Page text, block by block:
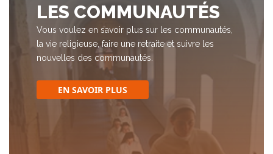
LES COMMUNAUTÉS
Vous voulez en savoir plus sur les communautés,
la vie religieuse, faire une retraite et suivre les
nouvelles des communautés.
EN SAVOIR PLUS